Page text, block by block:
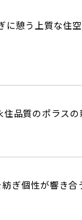
に憩う上質な住
品質のポラス
ぎ個性が響き